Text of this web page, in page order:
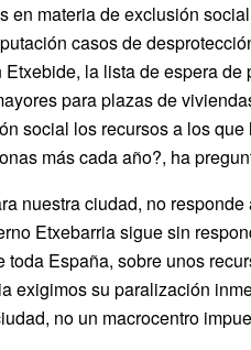
en materia de exclusión
casos de
la lista de espera
para plazas de
social los recursos a los
más cada año?, ha
nuestra ciudad, no
Etxebarria sigue sin
España, sobre unos
exigimos su paralización
no un macrocentro